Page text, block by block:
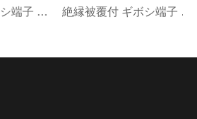
絶縁被覆付 ギボシ端子 オス 絶縁被覆付 ギボシ端子 メス